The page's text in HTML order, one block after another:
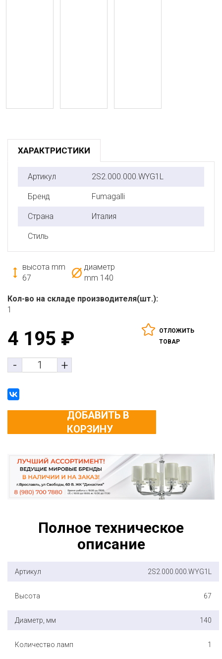
ХАРАКТРИСТИКИ
Артикул 2S2.000.000.WYG1L
Бренд Fumagalli
Страна Италия
Стиль
высота mm
67
диаметр
mm 140
Кол-во на складе производителя(шт.):
1
4 195 ₽
- +
ОТЛОЖИТЬ
ТОВАР
ДОБАВИТЬ В
КОРЗИНУ
Полное техническое
описание
Артикул 2S2.000.000.WYG1L
Высота 67
Диаметр, мм 140
Количество ламп 1